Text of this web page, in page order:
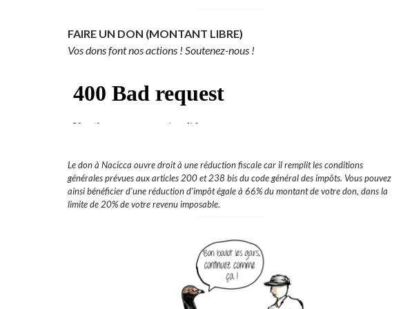
FAIRE UN DON (MONTANT LIBRE)
Vos dons font nos actions ! Soutenez-nous !
Le don à Nacicca ouvre droit à une réduction fiscale car il remplit les conditions
générales prévues aux articles 200 et 238 bis du code général des impôts. Vous pouvez
ainsi bénéficier d’une réduction d’impôt égale à 66% du montant de votre don, dans la
limite de 20% de votre revenu imposable.